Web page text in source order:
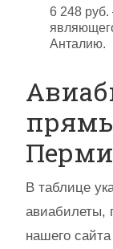
6 248 руб.
Анталию.
В таблице
авиабилеты,
нашего